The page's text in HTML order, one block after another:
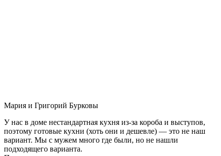
Мария и Григорий Бурковы
У нас в доме нестандартная кухня из-за короба и выступов,
поэтому готовые кухни (хоть они и дешевле) — это не наш
вариант. Мы с мужем много где были, но не нашли
подходящего варианта.